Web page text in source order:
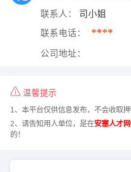
联系人： 司小姐
联系电话： ****
公司地址：
温馨提示
1、本平台仅供信息发布，不会收取押
2、请告知用人单位，是在安塞人才网
的！